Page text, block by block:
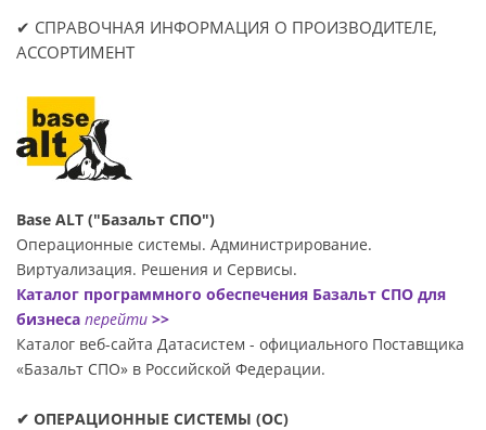
✔ СПРАВОЧНАЯ ИНФОРМАЦИЯ О ПРОИЗВОДИТЕЛЕ,
АССОРТИМЕНТ
Base ALT ("Базальт СПО")
Операционные системы. Администрирование.
Виртуализация. Решения и Сервисы.
Каталог программного обеспечения Базальт СПО для
бизнеса перейти >>
Каталог веб-сайта Датасиcтем - официального Поставщика
«Базальт СПО» в Российской Федерации.
✔ ОПЕРАЦИОННЫЕ СИСТЕМЫ (ОС)